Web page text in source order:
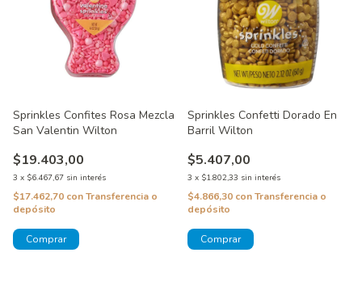
Sprinkles Confites Rosa Mezcla
San Valentin Wilton
$19.403,00
3 x $6.467,67 sin interés
$17.462,70 conTransferencia o
depósito
Sprinkles Confetti Dorado En
Barril Wilton
$5.407,00
3 x $1.802,33 sin interés
$4.866,30 conTransferencia o
depósito